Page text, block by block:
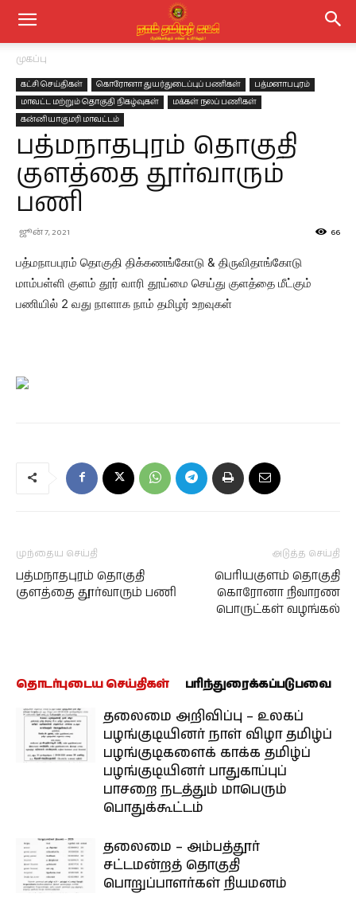
முகப்பு
கட்சி செய்திகள் கொரோனா துயர்துடைப்புப் பணிகள்
பத்மனாபபுரம்
மாவட்ட மற்றும் தொகுதி நிகழ்வுகள்
மக்கள் நலப் பணிகள்
கன்னியாகுமரி மாவட்டம்
பத்மநாதபுரம் தொகுதி
குளத்தை தூர்வாரும்
பணி
ஜூன் 7, 2021 66
பத்மநாபபுரம் தொகுதி திக்கணங்கோடு & திருவிதாங்கோடு
மாம்பள்ளி குளம் தூர் வாரி தூய்மை செய்து குளத்தை மீட்கும்
பணியில் 2 வது நாளாக நாம் தமிழர் உறவுகள்
முந்தைய செய்தி
பத்மநாதபுரம் தொகுதி
குளத்தை தூர்வாரும் பணி
அடுத்த செய்தி
பெரியகுளம் தொகுதி
கொரோனா நிவாரண
பொருட்கள் வழங்கல்
தொடர்புடைய செய்திகள் பரிந்துரைக்கப்படுபவை
தலைமை அறிவிப்பு – உலகப்
பழங்குடியினர் நாள் விழா தமிழ்ப்
பழங்குடிகளைக் காக்க தமிழ்ப்
பழங்குடியினர் பாதுகாப்புப்
பாசறை நடத்தும் மாபெரும்
பொதுக்கூட்டம்
தலைமை – அம்பத்தூர்
சட்டமன்றத் தொகுதி
பொறுப்பாளர்கள் நியமனம்